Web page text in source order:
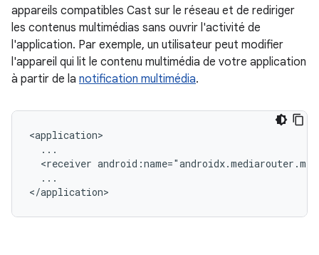
appareils compatibles Cast sur le réseau et de rediriger
les contenus multimédias sans ouvrir l'activité de
l'application. Par exemple, un utilisateur peut modifier
l'appareil qui lit le contenu multimédia de votre application
à partir de la notification multimédia.
<receiver
...